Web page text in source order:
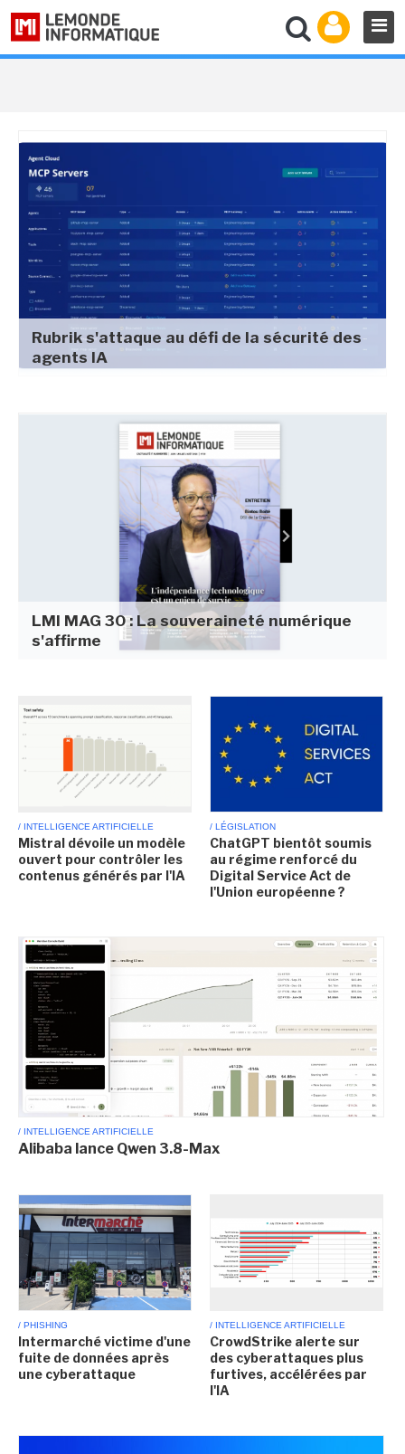
Rubrik s'attaque au défi de la sécurité des
agents IA
LMI MAG 30 : La souveraineté numérique
s'affirme
/ INTELLIGENCE ARTIFICIELLE
Mistral dévoile un modèle
ouvert pour contrôler les
contenus générés par l'IA
/ LÉGISLATION
ChatGPT bientôt soumis
au régime renforcé du
Digital Service Act de
l'Union européenne ?
/ INTELLIGENCE ARTIFICIELLE
Alibaba lance Qwen 3.8-Max
/ PHISHING
Intermarché victime d'une
fuite de données après
une cyberattaque
/ INTELLIGENCE ARTIFICIELLE
CrowdStrike alerte sur
des cyberattaques plus
furtives, accélérées par
l'IA